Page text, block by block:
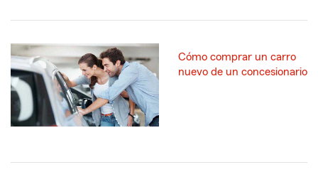
Cómo comprar un carro
nuevo de un concesionario